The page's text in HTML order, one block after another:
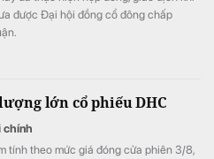
được Đại hội đồng cổ đông chấp
lớn cổ phiếu DHC
chính
tính theo mức giá đóng cửa phiên 3/8,